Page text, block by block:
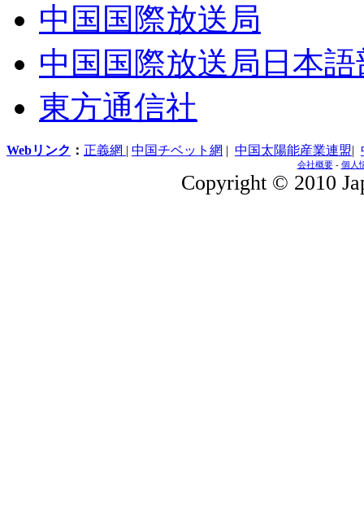
中国国際放送局
中国国際放送局日本語
東方通信社
Webリンク ： 正義網 | 中国チベット網 | 中国太陽能産業連盟|
会社概要- 個人
Copyright © 2010